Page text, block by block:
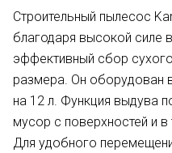
Строительный пылесос
благодаря высокой силе
эффективный сбор
размера. Он оборудован
на 12 л. Функция выдува
мусор с поверхностей и
Для удобного